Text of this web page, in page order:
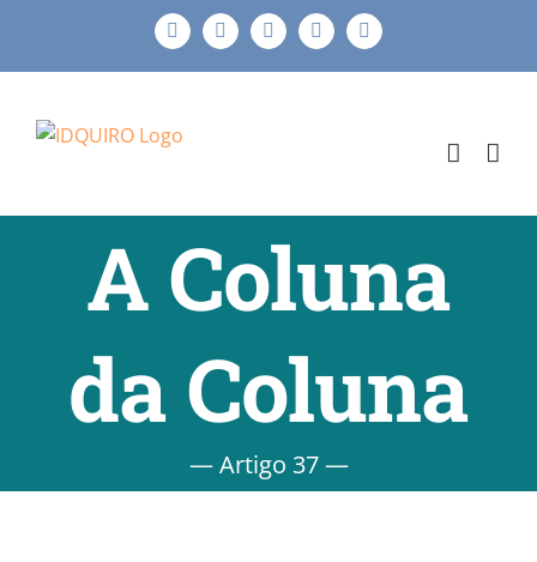
o
FacebookInstagram
X LinkedIn
E-
A Coluna
da Coluna
— Artigo 37 —